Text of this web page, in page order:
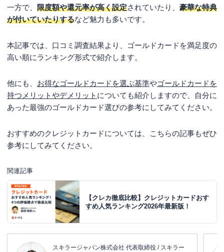
一方で、 限度額や還元率が高く設定されていたり、 豪華な特典
が付いていたりするなど魅力も多いです。
本記事では、口コミ調査結果より、ゴールドカードを満足度の
高い順にランキング形式で紹介します。
他にも、 お得なゴールドカードを選ぶ基準やゴールドカードを
持つメリットやデメリット についても紹介しますので、自分に
あった最強のゴールドカード選びの参考にしてみてください。
おすすめのクレジットカードについては、こちらの記事もぜひ
参考にしてみてください。
関連記事
【クレカ徹底比較】クレジットカードおす
すめ人気ランキング2026年最新版！
スキラージャパン株式会社 代表取締役 / スキラー